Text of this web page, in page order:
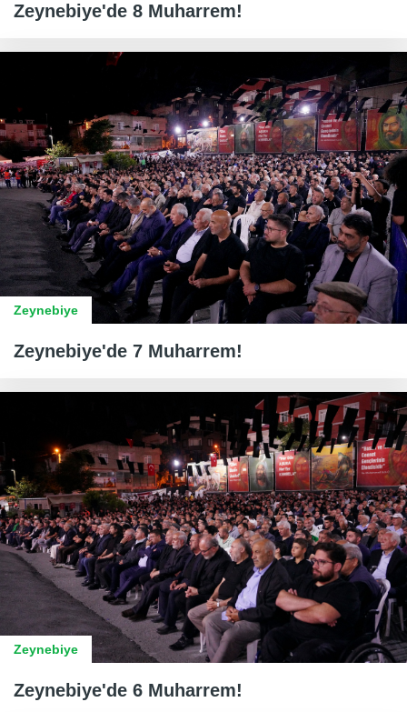
Zeynebiye'de 8 Muharrem!
Zeynebiye
Zeynebiye'de 7 Muharrem!
Zeynebiye
Zeynebiye'de 6 Muharrem!